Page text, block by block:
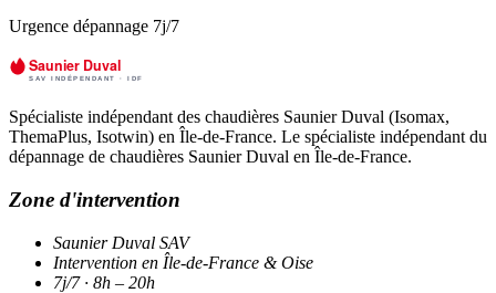
Urgence dépannage 7j/7
Spécialiste indépendant des chaudières Saunier Duval (Isomax,
ThemaPlus, Isotwin) en Île-de-France. Le spécialiste indépendant du
dépannage de chaudières Saunier Duval en Île-de-France.
Zone d'intervention
Saunier Duval SAV
Intervention en Île-de-France & Oise
7j/7 · 8h – 20h